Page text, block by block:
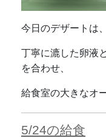
今日のデザートは
丁寧に漉した卵液
を合わせ、
給食室の大きなオ
5/24の給食